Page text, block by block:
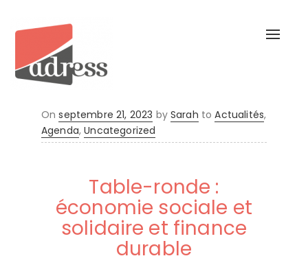
OnPosted
on
septembre 21, 2023 bySarah toActualités,
Agenda,Uncategorized
Table-ronde :
économie sociale et
solidaire et finance
durable